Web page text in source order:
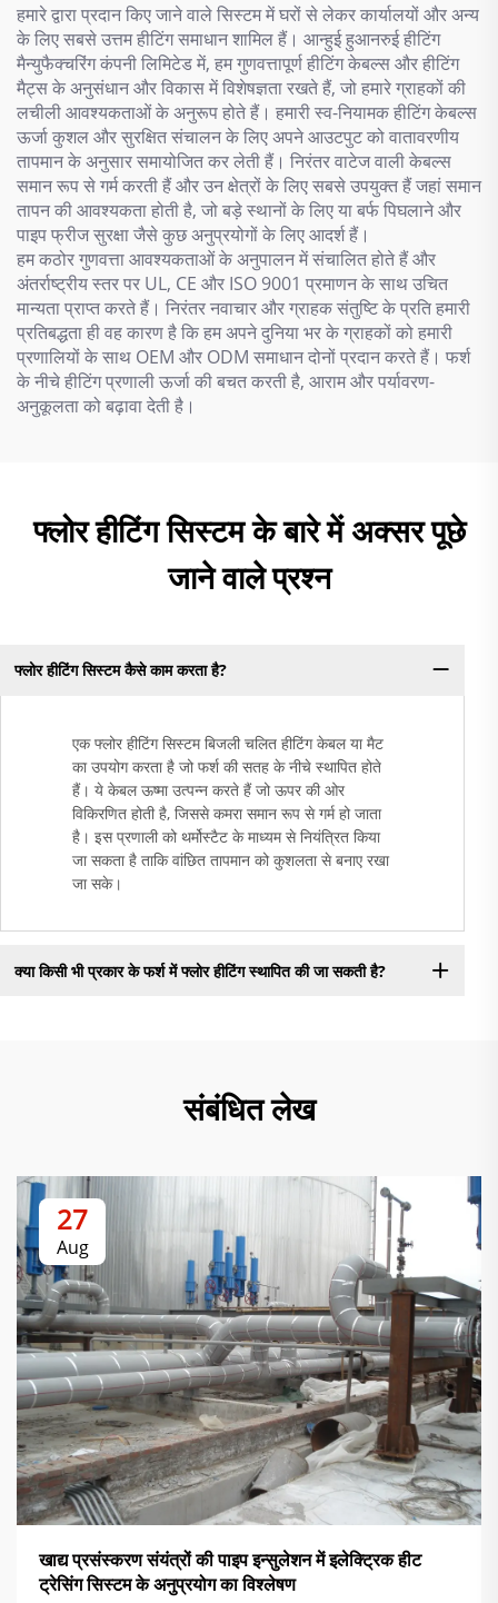
हमारे द्वारा प्रदान किए जाने वाले सिस्टम में घरों से लेकर कार्यालयों और अन्य
के लिए सबसे उत्तम हीटिंग समाधान शामिल हैं। आन्हुई हुआनरुई हीटिंग
मैन्युफैक्चरिंग कंपनी लिमिटेड में, हम गुणवत्तापूर्ण हीटिंग केबल्स और हीटिंग
मैट्स के अनुसंधान और विकास में विशेषज्ञता रखते हैं, जो हमारे ग्राहकों की
लचीली आवश्यकताओं के अनुरूप होते हैं। हमारी स्व-नियामक हीटिंग केबल्स
ऊर्जा कुशल और सुरक्षित संचालन के लिए अपने आउटपुट को वातावरणीय
तापमान के अनुसार समायोजित कर लेती हैं। निरंतर वाटेज वाली केबल्स
समान रूप से गर्म करती हैं और उन क्षेत्रों के लिए सबसे उपयुक्त हैं जहां समान
तापन की आवश्यकता होती है, जो बड़े स्थानों के लिए या बर्फ पिघलाने और
पाइप फ्रीज सुरक्षा जैसे कुछ अनुप्रयोगों के लिए आदर्श हैं।
हम कठोर गुणवत्ता आवश्यकताओं के अनुपालन में संचालित होते हैं और
अंतर्राष्ट्रीय स्तर पर UL, CE और ISO 9001 प्रमाणन के साथ उचित
मान्यता प्राप्त करते हैं। निरंतर नवाचार और ग्राहक संतुष्टि के प्रति हमारी
प्रतिबद्धता ही वह कारण है कि हम अपने दुनिया भर के ग्राहकों को हमारी
प्रणालियों के साथ OEM और ODM समाधान दोनों प्रदान करते हैं। फर्श
के नीचे हीटिंग प्रणाली ऊर्जा की बचत करती है, आराम और पर्यावरण-
अनुकूलता को बढ़ावा देती है।
फ्लोर हीटिंग सिस्टम के बारे में अक्सर पूछे
जाने वाले प्रश्न
फ्लोर हीटिंग सिस्टम कैसे काम करता है?
एक फ्लोर हीटिंग सिस्टम बिजली चलित हीटिंग केबल या मैट
का उपयोग करता है जो फर्श की सतह के नीचे स्थापित होते
हैं। ये केबल ऊष्मा उत्पन्न करते हैं जो ऊपर की ओर
विकिरणित होती है, जिससे कमरा समान रूप से गर्म हो जाता
है। इस प्रणाली को थर्मोस्टैट के माध्यम से नियंत्रित किया
जा सकता है ताकि वांछित तापमान को कुशलता से बनाए रखा
जा सके।
क्या किसी भी प्रकार के फर्श में फ्लोर हीटिंग स्थापित की जा सकती है?
संबंधित लेख
27
Aug
खाद्य प्रसंस्करण संयंत्रों की पाइप इन्सुलेशन में इलेक्ट्रिक हीट
ट्रेसिंग सिस्टम के अनुप्रयोग का विश्लेषण